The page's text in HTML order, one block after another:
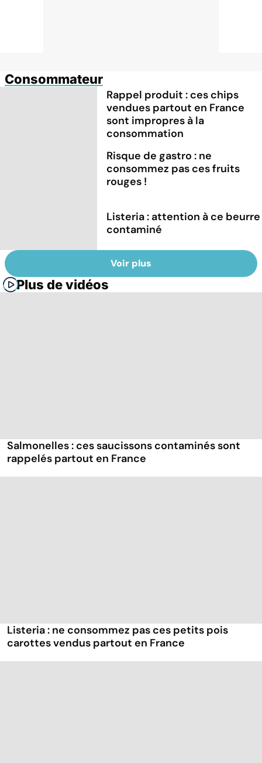
Consommateur
Rappel produit : ces chips
vendues partout en France
sont impropres à la
consommation
Risque de gastro : ne
consommez pas ces fruits
rouges !
Listeria : attention à ce beurre
contaminé
Voir plus
Plus de vidéos
Salmonelles : ces saucissons contaminés sont
rappelés partout en France
Listeria : ne consommez pas ces petits pois
carottes vendus partout en France